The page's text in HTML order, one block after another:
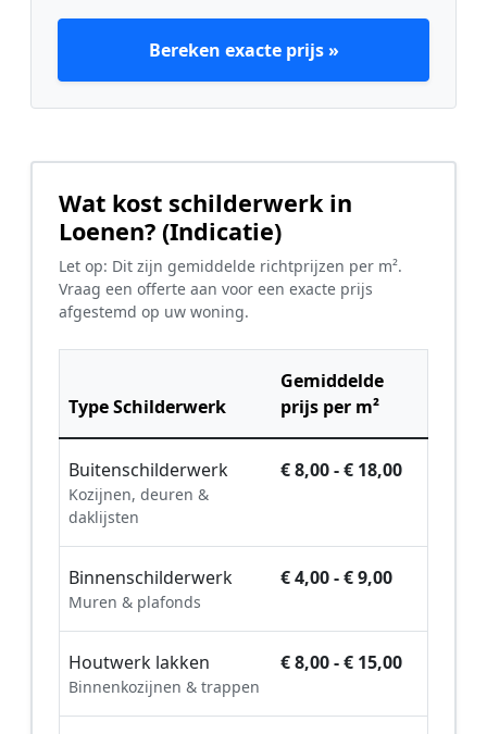
Bereken exacte prijs »
Wat kost schilderwerk in
Loenen? (Indicatie)
Let op: Dit zijn gemiddelde richtprijzen per m².
Vraag een offerte aan voor een exacte prijs
afgestemd op uw woning.
Type Schilderwerk
Gemiddelde
prijs per m²
Buitenschilderwerk
Kozijnen, deuren &
daklijsten
€ 8,00 - € 18,00
Binnenschilderwerk
Muren & plafonds
€ 4,00 - € 9,00
Houtwerk lakken
Binnenkozijnen & trappen
€ 8,00 - € 15,00